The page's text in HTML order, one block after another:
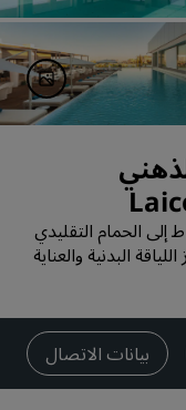
إلى الحمام التقليدي
البدنية والعناية
بيانات الاتصال